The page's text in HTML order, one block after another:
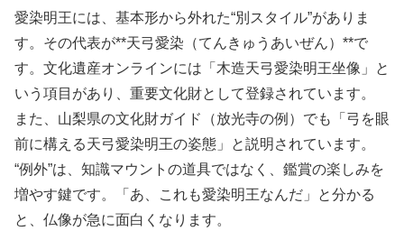
愛染明王には、基本形から外れた“別スタイル”がありま
す。その代表が**天弓愛染（てんきゅうあいぜん）**で
す。文化遺産オンラインには「木造天弓愛染明王坐像」と
いう項目があり、重要文化財として登録されています。
また、山梨県の文化財ガイド（放光寺の例）でも「弓を眼
前に構える天弓愛染明王の姿態」と説明されています。
“例外”は、知識マウントの道具ではなく、鑑賞の楽しみを
増やす鍵です。「あ、これも愛染明王なんだ」と分かる
と、仏像が急に面白くなります。